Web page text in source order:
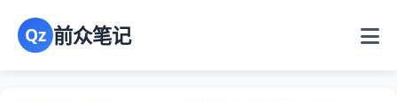
Qz 前众笔记